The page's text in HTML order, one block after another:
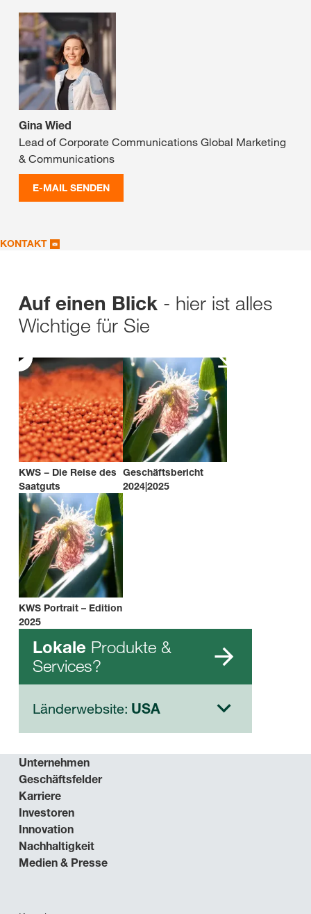
Gina Wied
Lead of Corporate Communications Global Marketing
& Communications
E-MAIL SENDEN
KONTAKT
Auf einen Blick - hier ist alles
Wichtige für Sie
KWS − Die Reise des
Saatguts
Geschäftsbericht
2024|2025
KWS Portrait – Edition
2025
Lokale Produkte &
Services?
Länderwebsite: USA
Unternehmen
Geschäftsfelder
Karriere
Investoren
Innovation
Nachhaltigkeit
Medien & Presse